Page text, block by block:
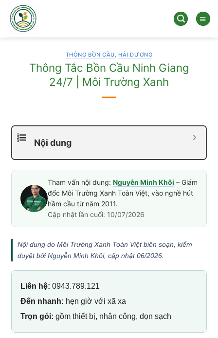
qua
dung
THÔNG BỒN CẦU, HẢI DƯƠNG
Thông Tắc Bồn Cầu Ninh Giang
24/7 | Môi Trường Xanh
Nội dung
Tham vấn nội dung: Nguyễn Minh Khôi – Giám
đốc Môi Trường Xanh Toàn Việt, vào nghề hút
hầm cầu từ năm 2011.
Cập nhật lần cuối: 10/07/2026
Nội dung do Môi Trường Xanh Toàn Việt biên soạn, kiểm
duyệt bởi Nguyễn Minh Khôi, cập nhật 06/2026.
Liên hệ: 0943.789.121
Đến nhanh: hẹn giờ với xã xa
Trọn gói: gồm thiết bị, nhân công, dọn sạch